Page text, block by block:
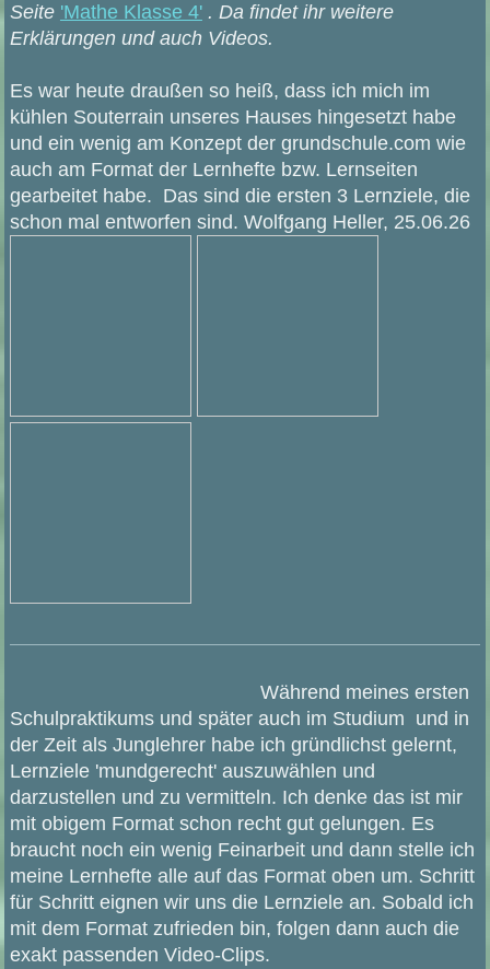
Seite 'Mathe Klasse 4'. Da findet ihr weitere
Erklärungen und auch Videos.
Es war heute draußen so heiß, dass ich mich im
kühlen Souterrain unseres Hauses hingesetzt habe
und ein wenig am Konzept der grundschule.com wie
auch am Format der Lernhefte bzw. Lernseiten
gearbeitet habe. Das sind die ersten 3 Lernziele, die
schon mal entworfen sind. Wolfgang Heller, 25.06.26
Während meines ersten
Schulpraktikums und später auch im Studium und in
der Zeit als Junglehrer habe ich gründlichst gelernt,
Lernziele 'mundgerecht' auszuwählen und
darzustellen und zu vermitteln. Ich denke das ist mir
mit obigem Format schon recht gut gelungen. Es
braucht noch ein wenig Feinarbeit und dann stelle ich
meine Lernhefte alle auf das Format oben um. Schritt
für Schritt eignen wir uns die Lernziele an. Sobald ich
mit dem Format zufrieden bin, folgen dann auch die
exakt passenden Video-Clips.